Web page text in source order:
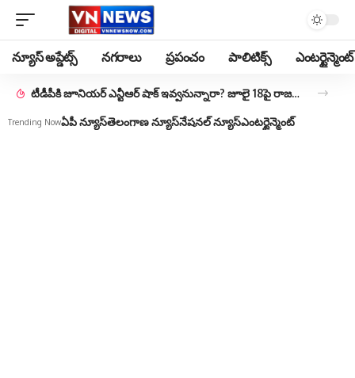
న్యూస్ అప్డేట్స్ నగరాలు ప్రపంచం పాలిటిక్స్ ఎంటర్టైన్మెంట్
Kranthi Kumar Case – CI Nagaraju : క్రాంతికుమార్ కేసులో మాజీ సీఐ నాగరాజుకు మరో ఉచ్చు.. అట్రాసిటీ కేసు..
Trending Nowఏపీ న్యూస్తెలంగాణ న్యూస్నేషనల్ న్యూస్ఎంటర్టైన్మెంట్